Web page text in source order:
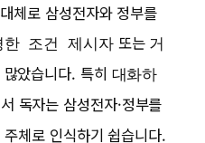
체로 삼성전자와 정부를
한 조건 제시자또는 거
았습니다. 특히 대화하
독자는 삼성전자·정부를
체로 인식하기 쉽습니다.